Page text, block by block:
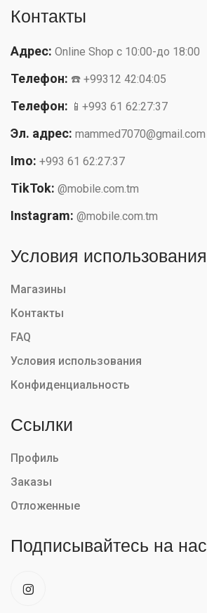
Контакты
Адрес: Online Shop с 10:00-до 18:00
Телефон: ☎️ +99312 42:04:05
Телефон: 📱+993 61 62:27:37
Эл. адрес: mammed7070@gmail.com
Imo: +993 61 62:27:37
TikTok: @mobile.com.tm
Instagram: @mobile.com.tm
Условия использования
Магазины
Контакты
FAQ
Условия использования
Конфиденциальность
Ссылки
Профиль
Заказы
Отложенные
Подписывайтесь на нас